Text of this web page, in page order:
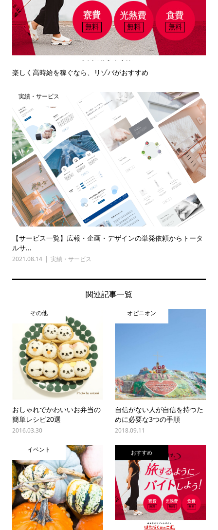
楽しく高時給を稼ぐなら、リゾバがおすすめ
実績・サービス
【サービス一覧】広報・企画・デザインの単発依頼からトータ
ルサ...
2021.08.14 実績・サービス
関連記事一覧
その他
おしゃれでかわいいお弁当の
簡単レシピ20選
2016.03.30
オピニオン
自信がない人が自信を持つた
めに必要な3つの手順
2018.09.11
イベント おすすめ